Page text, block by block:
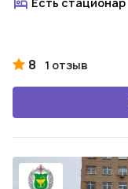
8 1 отзыв